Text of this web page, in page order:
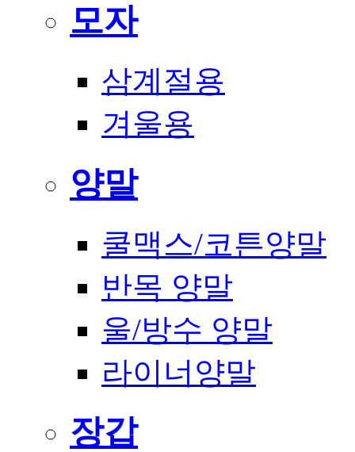
모자
삼계절용
겨울용
양말
쿨맥스/코튼양말
반목 양말
울/방수 양말
라이너양말
장갑